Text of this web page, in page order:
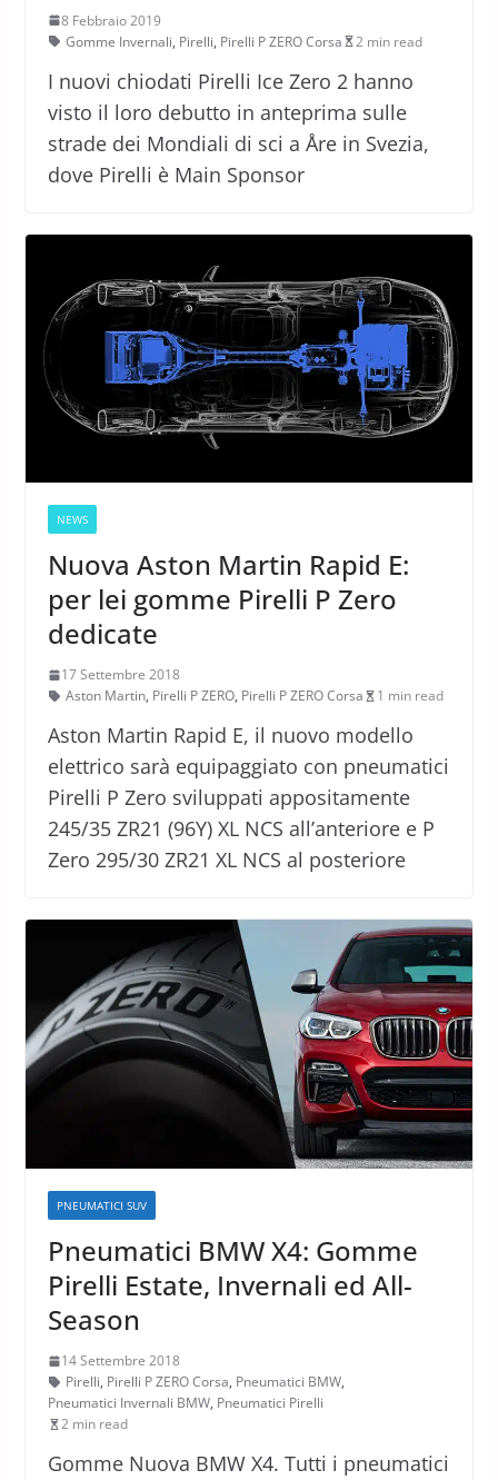
8 Febbraio 2019
Gomme Invernali, Pirelli, Pirelli P ZERO Corsa 2 min read
I nuovi chiodati Pirelli Ice Zero 2 hanno
visto il loro debutto in anteprima sulle
strade dei Mondiali di sci a Åre in Svezia,
dove Pirelli è Main Sponsor
NEWS
Nuova Aston Martin Rapid E:
per lei gomme Pirelli P Zero
dedicate
17 Settembre 2018
Aston Martin, Pirelli P ZERO, Pirelli P ZERO Corsa 1 min read
Aston Martin Rapid E, il nuovo modello
elettrico sarà equipaggiato con pneumatici
Pirelli P Zero sviluppati appositamente
245/35 ZR21 (96Y) XL NCS all’anteriore e P
Zero 295/30 ZR21 XL NCS al posteriore
PNEUMATICI SUV
Pneumatici BMW X4: Gomme
Pirelli Estate, Invernali ed All-
Season
14 Settembre 2018
Pirelli, Pirelli P ZERO Corsa, Pneumatici BMW,
Pneumatici Invernali BMW, Pneumatici Pirelli
2 min read
Gomme Nuova BMW X4. Tutti i pneumatici